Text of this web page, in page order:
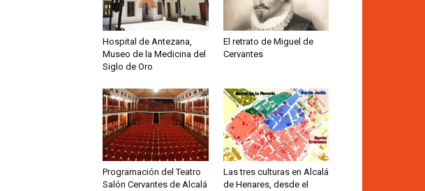
Hospital de Antezana,
Museo de la Medicina del
Siglo de Oro
El retrato de Miguel de
Cervantes
Programación del Teatro
Salón Cervantes de Alcalá
Las tres culturas en Alcalá
de Henares, desde el